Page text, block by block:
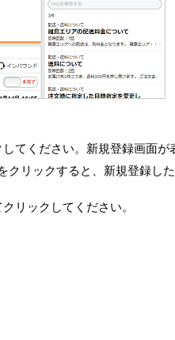
てください。新規登録画面が
クリックすると、新規登録し
リックしてください。